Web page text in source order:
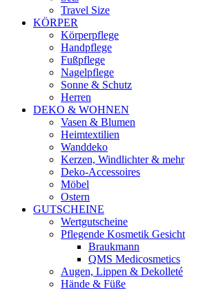
Travel Size
KÖRPER
Körperpflege
Handpflege
Fußpflege
Nagelpflege
Sonne & Schutz
Herren
DEKO & WOHNEN
Vasen & Blumen
Heimtextilien
Wanddeko
Kerzen, Windlichter & mehr
Deko-Accessoires
Möbel
Ostern
GUTSCHEINE
Wertgutscheine
Pflegende Kosmetik Gesicht
Braukmann
QMS Medicosmetics
Augen, Lippen & Dekolleté
Hände & Füße